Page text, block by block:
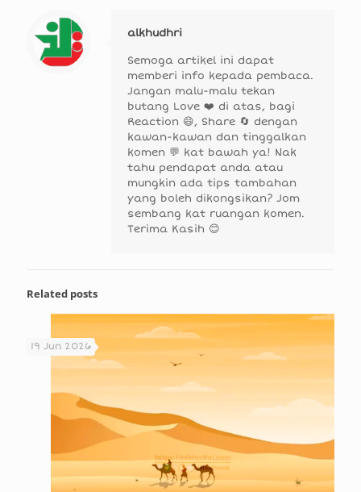
alkhudhri
Semoga artikel ini dapat
memberi info kepada pembaca.
Jangan malu-malu tekan
butang Love ❤️ di atas, bagi
Reaction 😄, Share 🔄 dengan
kawan-kawan dan tinggalkan
komen 💬 kat bawah ya! Nak
tahu pendapat anda atau
mungkin ada tips tambahan
yang boleh dikongsikan? Jom
sembang kat ruangan komen.
Terima Kasih 😊
Related posts
19 Jun 2026